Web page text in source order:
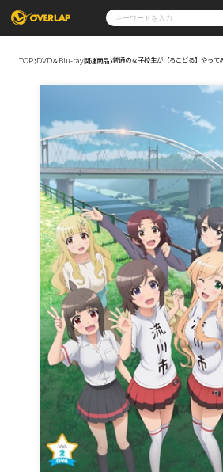
コミッククリエ
ノベル
ノベルスf
ロサー
コミックエッセイ
ポケットモンスター
アニメ
ゲーム
通
オーバ
企業
会社概要
採用情報
アクセス
オーバーラップホールディングス
お問
オーバーラップ文庫
オーバーラップノベルス
オーバーラップノベルスf
ロサージュノベルス
コミックガルド
TOP DVD＆Blu-ray関連商品 普通の女子校生が【ろこどる】やっ